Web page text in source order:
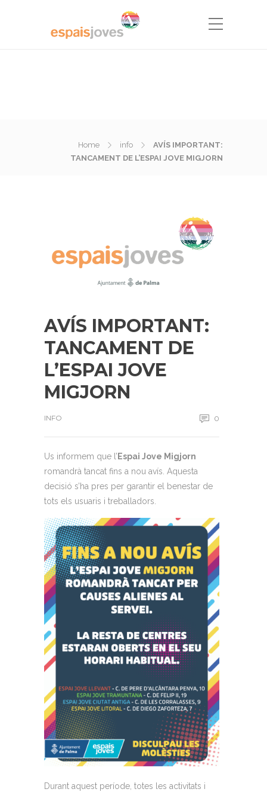
Home info
AVÍS IMPORTANT:
TANCAMENT DE L’ESPAI JOVE MIGJORN
AVÍS IMPORTANT:
TANCAMENT DE
L’ESPAI JOVE
MIGJORN
INFO 0
Us informem que l’ Espai Jove Migjorn
romandrà tancat fins a nou avís. Aquesta
decisió s’ha pres per garantir el benestar de
tots els usuaris i treballadors.
Durant aquest període, totes les activitats i